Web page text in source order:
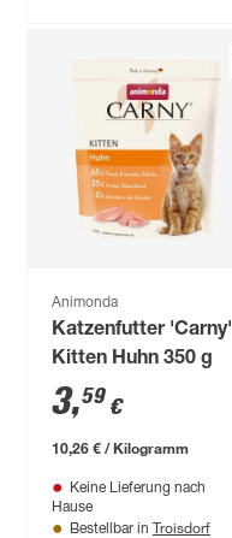
Animonda
Katzenfutter 'Carny'
Kitten Huhn 350 g
3,59 €
10,26 € / Kilogramm
Keine Lieferung nach
Hause
Bestellbar in Troisdorf